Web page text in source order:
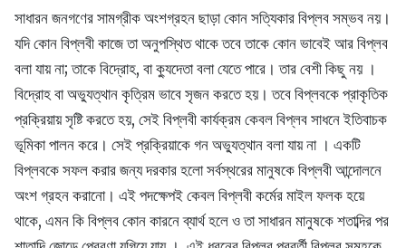
সাধারন জনগণের সামগ্রীক অংশগ্রহন ছাড়া কোন সত্যিকার বিপ্লব সম্ভব নয়।
যদি কোন বিপ্লবী কাজে তা অনুপস্থিত থাকে তবে তাকে কোন ভাবেই আর বিপ্লব
বলা যায় না; তাকে বিদ্রোহ, বা ক্যুদেতা বলা যেতে পারে। তার বেশী কিছু নয় ।
বিদ্রোহ বা অভ্যুত্থান কৃত্রিম ভাবে সৃজন করতে হয়। তবে বিপ্লবকে প্রাকৃতিক
প্রক্রিয়ায় সৃষ্টি করতে হয়, সেই বিপ্লবী কার্যক্রম কেবল বিপ্লব সাধনে ইতিবাচক
ভূমিকা পালন করে। সেই প্রক্রিয়াকে গন অভ্যুত্থান বলা যায় না । একটি
বিপ্লবকে সফল করার জন্য দরকার হলো সর্বস্থরের মানুষকে বিপ্লবী আন্দোলনে
অংশ গ্রহন করানো। এই পদক্ষেপই কেবল বিপ্লবী কর্মের মাইল ফলক হয়ে
থাকে, এমন কি বিপ্লব কোন কারনে ব্যার্থ হলে ও তা সাধারন মানুষকে শতাব্দির পর